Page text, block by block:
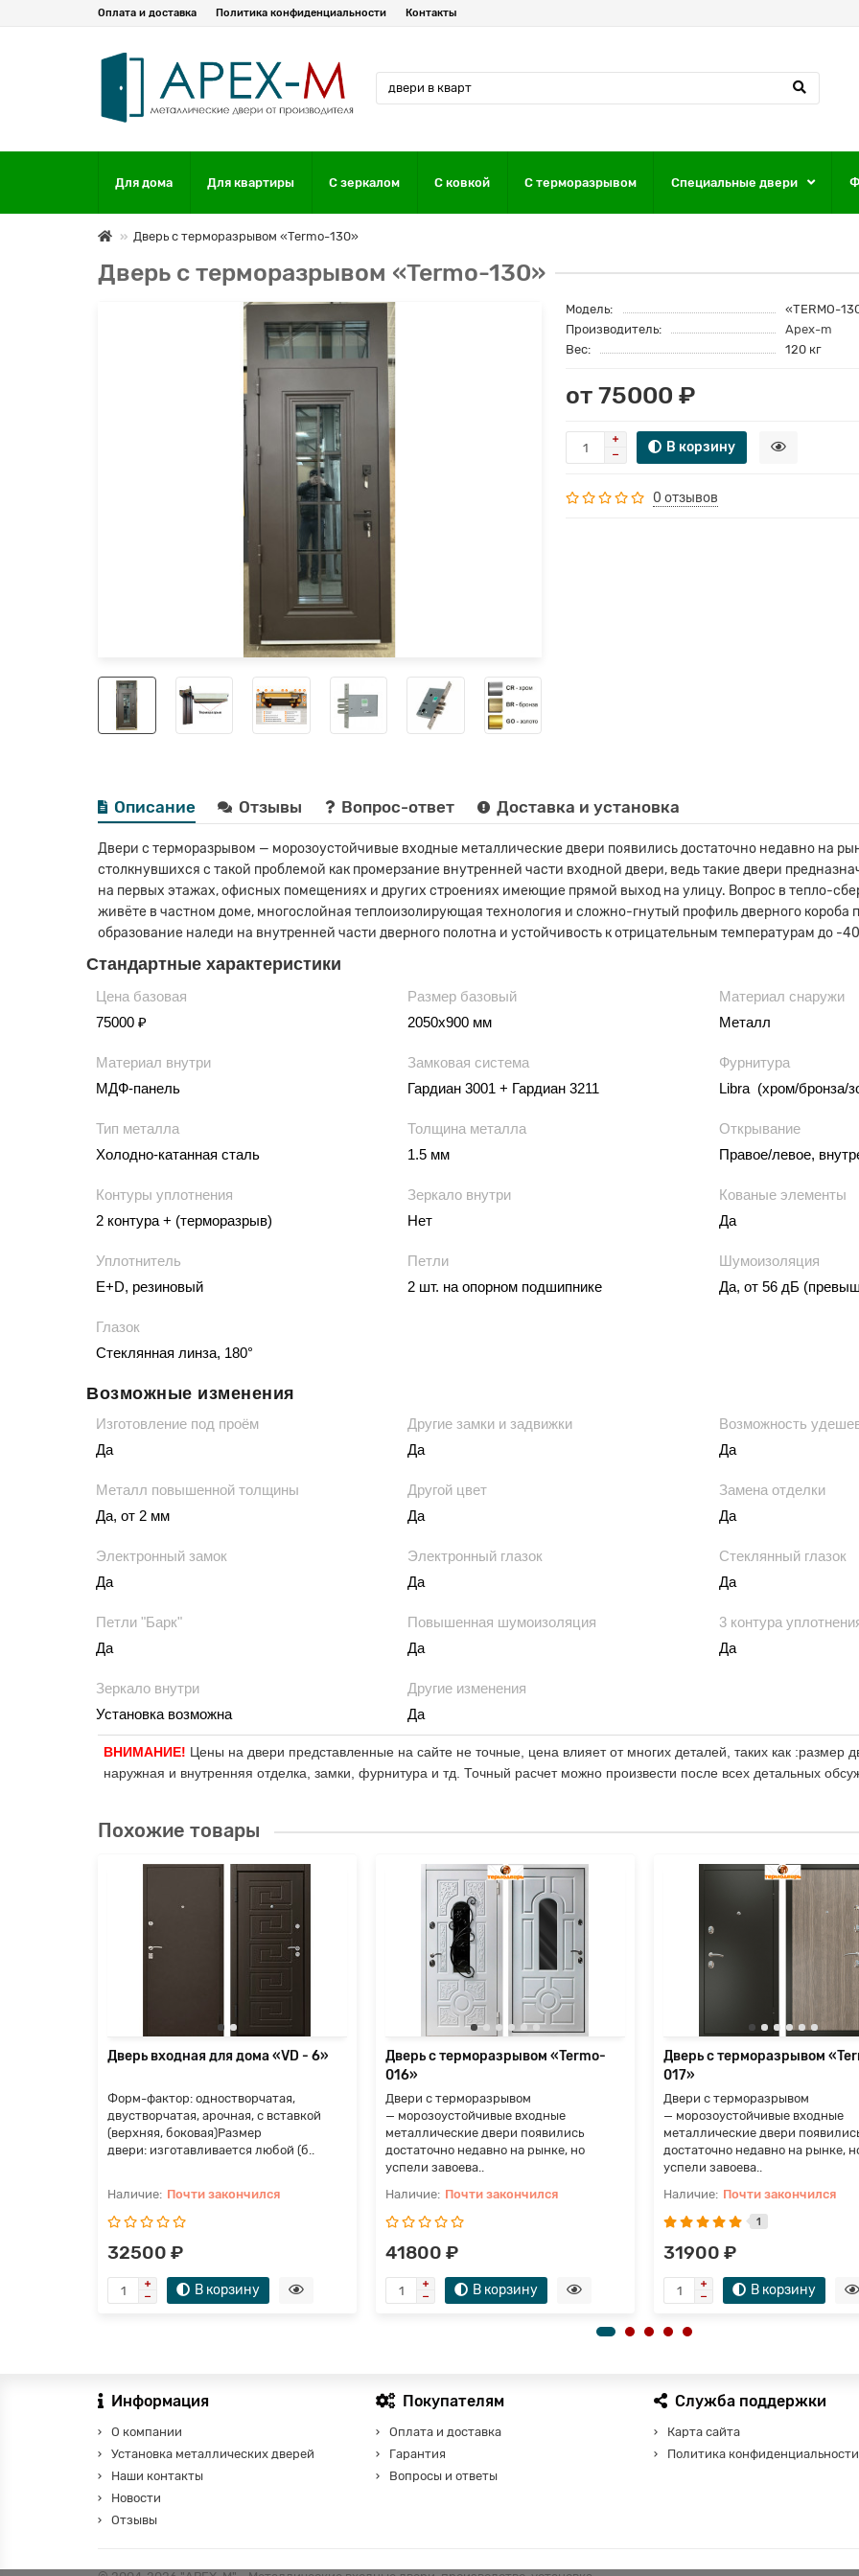
Оплата и доставка Политика конфиденциальности Контакты
Для дома Для квартиры С зеркалом С ковкой С терморазрывом Специальные двери
Дверь с терморазрывом «Termo-130»
Дверь с терморазрывом «Termo-130»
Модель:
«TERMO-
Производитель:
Apex-m
Вес:
120 кг
от 75000 ₽
В корзину
0 отзывов
Описание Отзывы Вопрос-ответ Доставка и установка
Двери с терморазрывом — морозоустойчивые входные металлические двери появились достаточно недавно на
столкнувшихся с такой проблемой как промерзание внутренней части входной двери, ведь такие двери
на первых этажах, офисных помещениях и других строениях имеющие прямой выход на улицу. Вопрос в тепло-
живёте в частном доме, многослойная теплоизолирующая технология и сложно-гнутый профиль дверного короба
образование наледи на внутренней части дверного полотна и устойчивость к отрицательным температурам до -
Стандартные характеристики
Цена базовая
75000 ₽
Размер базовый
2050х900 мм
Материал снаружи
Металл
Материал внутри
МДФ-панель
Замковая система
Гардиан 3001 + Гардиан 3211
Фурнитура
Libra (хром/бронза/
Тип металла
Холодно-катанная сталь
Толщина металла
1.5 мм
Открывание
Правое/левое,
Контуры уплотнения
2 контура + (терморазрыв)
Зеркало внутри
Нет
Кованые элементы
Да
Уплотнитель
E+D, резиновый
Петли
2 шт. на опорном подшипнике
Шумоизоляция
Да, от 56 дБ
Глазок
Стеклянная линза, 180°
Возможные изменения
Изготовление под проём
Да
Другие замки и задвижки
Да
Возможность
Да
Металл повышенной толщины
Да, от 2 мм
Другой цвет
Да
Замена отделки
Да
Электронный замок
Да
Электронный глазок
Да
Стеклянный глазок
Да
Петли "Барк"
Да
Повышенная шумоизоляция
Да
3 контура
Да
Зеркало внутри
Установка возможна
Другие изменения
Да
ВНИМАНИЕ! Цены на двери представленные на сайте не точные, цена влияет от многих деталей, таких как :размер
наружная и внутренняя отделка, замки, фурнитура и тд. Точный расчет можно произвести после всех детальных
Похожие товары
Дверь входная для дома «VD - 6»
Форм-фактор: одностворчатая,
двустворчатая, арочная, с вставкой
(верхняя, боковая)Размер
двери: изготавливается любой (б..
Почти закончился
32500 ₽
В корзину
Дверь с терморазрывом «Termo-
016»
Двери с терморазрывом
— морозоустойчивые входные
металлические двери появились
достаточно недавно на рынке, но
успели завоева..
Почти закончился
41800 ₽
В корзину
Дверь с терморазрывом
017»
Двери с терморазрывом
— морозоустойчивые входные
металлические двери
достаточно недавно на рынке,
успели завоева..
Почти закончился
1
31900 ₽
В корзину
Информация
О компании
Установка металлических дверей
Наши контакты
Новости
Отзывы
Покупателям
Оплата и доставка
Гарантия
Вопросы и ответы
Служба поддержки
Карта сайта
Политика конфиденциальности